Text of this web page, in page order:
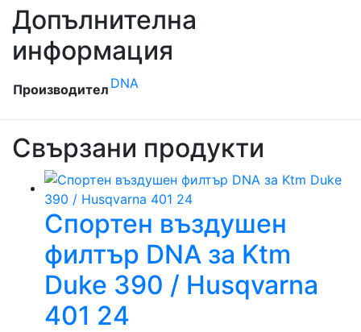
Допълнителна
информация
Производител DNA
Свързани продукти
Спортен въздушен
филтър DNA за Ktm
Duke 390 / Husqvarna
401 24